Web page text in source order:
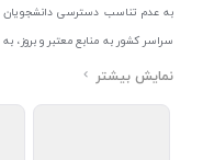
به عدم تناسب دسترسی دانشجویان
سراسر کشور به منابع معتبر و بروز،
ای اختبار خدمتی جدید به جامعه